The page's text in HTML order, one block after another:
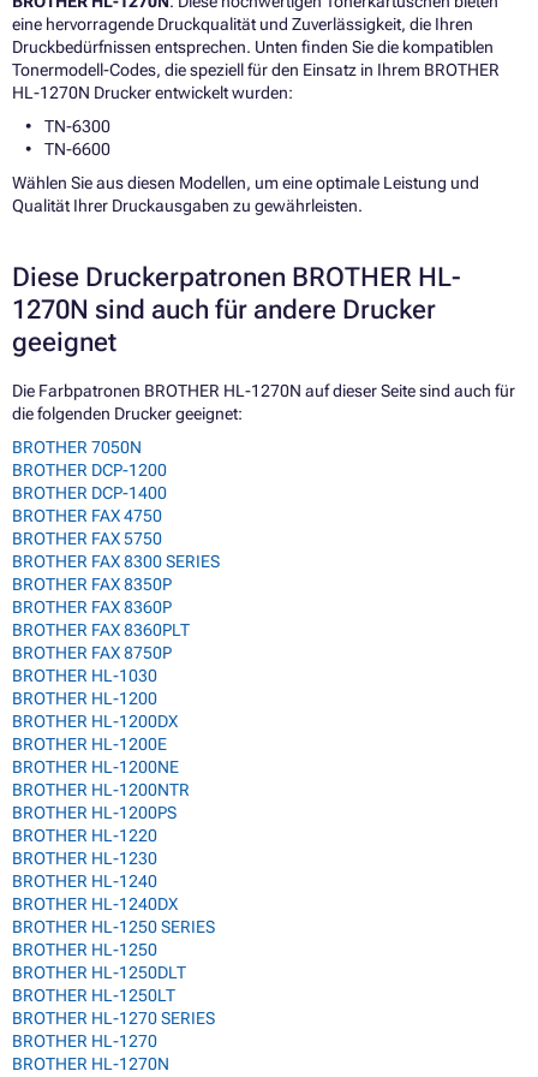
eine hervorragende Druckqualität und Zuverlässigkeit, die Ihren
Druckbedürfnissen entsprechen. Unten finden Sie die kompatiblen
Tonermodell-Codes, die speziell für den Einsatz in Ihrem BROTHER
HL-1270N Drucker entwickelt wurden:
TN-6300
TN-6600
Wählen Sie aus diesen Modellen, um eine optimale Leistung und
Qualität Ihrer Druckausgaben zu gewährleisten.
Diese Druckerpatronen BROTHER HL-
1270N sind auch für andere Drucker
geeignet
Die Farbpatronen BROTHER HL-1270N auf dieser Seite sind auch für
die folgenden Drucker geeignet:
BROTHER 7050N
BROTHER DCP-1200
BROTHER DCP-1400
BROTHER FAX 4750
BROTHER FAX 5750
BROTHER FAX 8300 SERIES
BROTHER FAX 8350P
BROTHER FAX 8360P
BROTHER FAX 8360PLT
BROTHER FAX 8750P
BROTHER HL-1030
BROTHER HL-1200
BROTHER HL-1200DX
BROTHER HL-1200E
BROTHER HL-1200NE
BROTHER HL-1200NTR
BROTHER HL-1200PS
BROTHER HL-1220
BROTHER HL-1230
BROTHER HL-1240
BROTHER HL-1240DX
BROTHER HL-1250 SERIES
BROTHER HL-1250
BROTHER HL-1250DLT
BROTHER HL-1250LT
BROTHER HL-1270 SERIES
BROTHER HL-1270
BROTHER HL-1270N